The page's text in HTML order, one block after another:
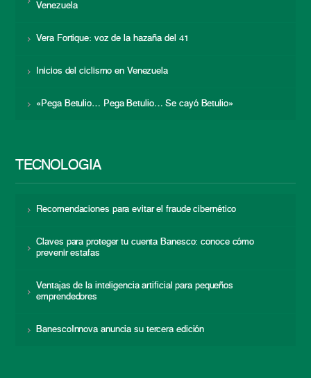
Venezuela
Vera Fortique: voz de la hazaña del 41
Inicios del ciclismo en Venezuela
«Pega Betulio… Pega Betulio… Se cayó Betulio»
TECNOLOGÍA
Recomendaciones para evitar el fraude cibernético
Claves para proteger tu cuenta Banesco: conoce cómo
prevenir estafas
Ventajas de la inteligencia artificial para pequeños
emprendedores
BanescoInnova anuncia su tercera edición